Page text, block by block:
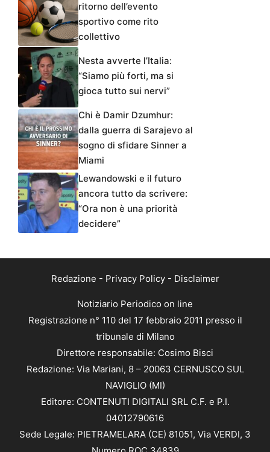
ritorno dell’evento
sportivo come rito
collettivo
Nesta avverte l’Italia:
“Siamo più forti, ma si
gioca tutto sui nervi”
Chi è Damir Dzumhur:
dalla guerra di Sarajevo al
sogno di sfidare Sinner a
Miami
Lewandowski e il futuro
ancora tutto da scrivere:
“Ora non è una priorità
decidere”
Redazione - Privacy Policy- Disclaimer
Notiziario Periodico on line
Registrazione n° 110 del 17 febbraio 2011 presso il
tribunale di Milano
Direttore responsabile: Cosimo Bisci
Redazione: Via Mariani, 8 – 20063 CERNUSCO SUL
NAVIGLIO (MI)
Editore: CONTENUTI DIGITALI SRL C.F. e P.I.
04012790616
Sede Legale: PIETRAMELARA (CE) 81051, Via VERDI, 3